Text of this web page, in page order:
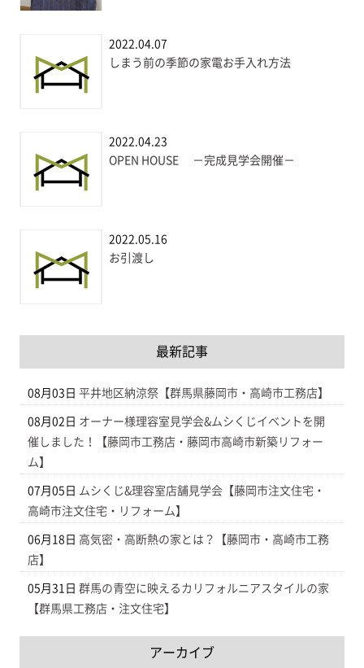
2022.04.07
しまう前の季節の家電お手入れ方法
2022.04.23
OPEN HOUSE －完成見学会開催－
2022.05.16
お引渡し
最新記事
08月03日 平井地区納涼祭【群馬県藤岡市・高崎市工務店】
08月02日 オーナー様理容室見学会&ムシくじイベントを開
催しました！【藤岡市工務店・藤岡市高崎市新築リフォー
ム】
07月05日 ムシくじ&理容室店舗見学会【藤岡市注文住宅・
高崎市注文住宅・リフォーム】
06月18日 高気密・高断熱の家とは？【藤岡市・高崎市工務
店】
05月31日 群馬の青空に映えるカリフォルニアスタイルの家
【群馬県工務店・注文住宅】
アーカイブ